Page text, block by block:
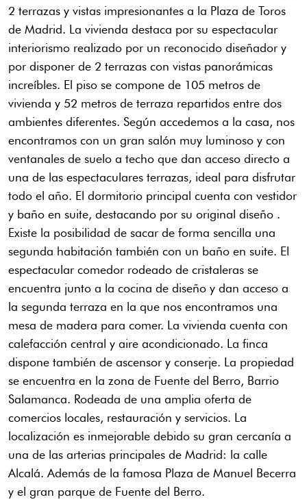
2 terrazas y vistas impresionantes a la Plaza de Toros
de Madrid. La vivienda destaca por su espectacular
interiorismo realizado por un reconocido diseñador y
por disponer de 2 terrazas con vistas panorámicas
increíbles. El piso se compone de 105 metros de
vivienda y 52 metros de terraza repartidos entre dos
ambientes diferentes. Según accedemos a la casa, nos
encontramos con un gran salón muy luminoso y con
ventanales de suelo a techo que dan acceso directo a
una de las espectaculares terrazas, ideal para disfrutar
todo el año. El dormitorio principal cuenta con vestidor
y baño en suite, destacando por su original diseño .
Existe la posibilidad de sacar de forma sencilla una
segunda habitación también con un baño en suite. El
espectacular comedor rodeado de cristaleras se
encuentra junto a la cocina de diseño y dan acceso a
la segunda terraza en la que nos encontramos una
mesa de madera para comer. La vivienda cuenta con
calefacción central y aire acondicionado. La finca
dispone también de ascensor y conserje. La propiedad
se encuentra en la zona de Fuente del Berro, Barrio
Salamanca. Rodeada de una amplia oferta de
comercios locales, restauración y servicios. La
localización es inmejorable debido su gran cercanía a
una de las arterias principales de Madrid: la calle
Alcalá. Además de la famosa Plaza de Manuel Becerra
y el gran parque de Fuente del Berro.